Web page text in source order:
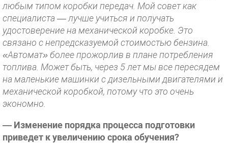
любым типом коробки передач. Мой совет как
специалиста — лучше учиться и получать
удостоверение на механической коробке. Это
связано с непредсказуемой стоимостью бензина.
«Автомат» более прожорлив в плане потребления
топлива. Может быть, через 5 лет мы все пересядем
на маленькие машинки с дизельными двигателями и
механической коробкой, потому что это очень
экономно.
— Изменение порядка процесса подготовки
приведет к увеличению срока обучения?